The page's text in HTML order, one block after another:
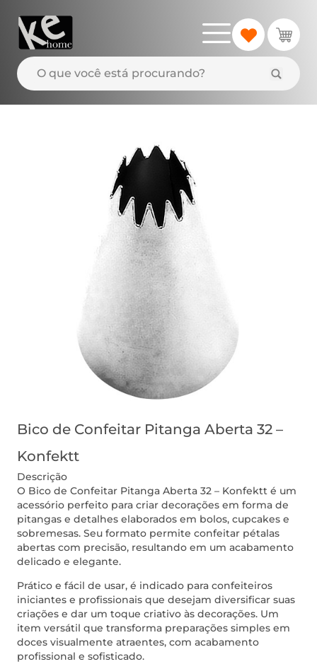
Bico de Confeitar Pitanga Aberta 32 –
Konfektt
Descrição
O Bico de Confeitar Pitanga Aberta 32 – Konfektt é um
acessório perfeito para criar decorações em forma de
pitangas e detalhes elaborados em bolos, cupcakes e
sobremesas. Seu formato permite confeitar pétalas
abertas com precisão, resultando em um acabamento
delicado e elegante.
Prático e fácil de usar, é indicado para confeiteiros
iniciantes e profissionais que desejam diversificar suas
criações e dar um toque criativo às decorações. Um
item versátil que transforma preparações simples em
doces visualmente atraentes, com acabamento
profissional e sofisticado.